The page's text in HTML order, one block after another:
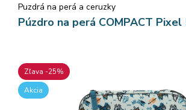
Puzdrá na perá a ceruzky
Púzdro na perá COMPACT
Zľava -25%
Akcia